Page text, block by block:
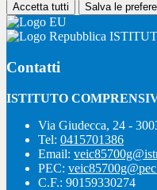
Accetta tutti Salva le
Contatti
ISTITUTO
Via Giudecca, 24 -
Tel: 0415701386
Email:
PEC:
C.F.: 90159330274